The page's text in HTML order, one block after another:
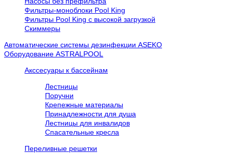
Фильтры-моноблоки Pool King
Фильтры Pool King с высокой загрузкой
Скиммеры
Автоматические системы дезинфекции ASEKO
Оборудование ASTRALPOOL
Акссесуары к бассейнам
Лестницы
Поручни
Крепежные материалы
Принадлежности для душа
Лестницы для инвалидов
Спасательные кресла
Переливные решетки